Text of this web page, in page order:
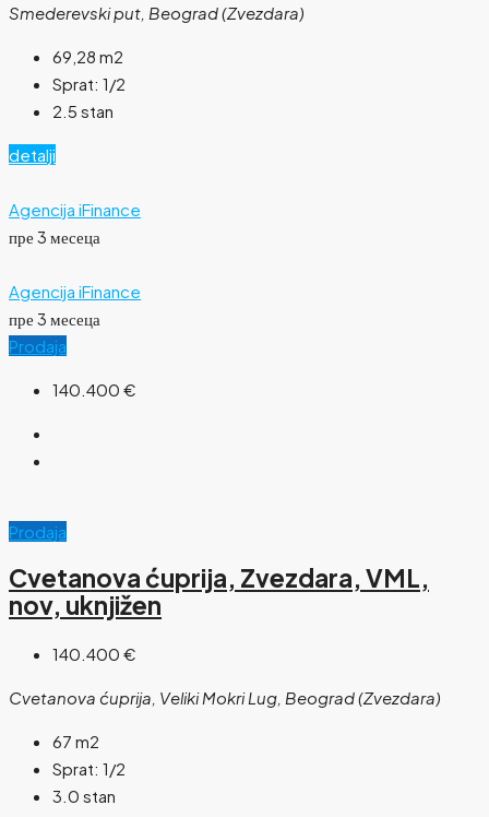
Smederevski put, Beograd (Zvezdara)
69,28 m2
Sprat: 1/2
2.5 stan
detalji
Agencija iFinance
пре 3 месеца
Agencija iFinance
пре 3 месеца
Prodaja
140.400 €
Prodaja
Cvetanova ćuprija, Zvezdara, VML,
nov, uknjižen
140.400 €
Cvetanova ćuprija, Veliki Mokri Lug, Beograd (Zvezdara)
67 m2
Sprat: 1/2
3.0 stan